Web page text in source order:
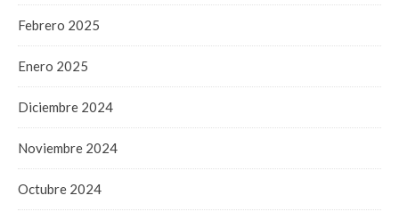
Febrero 2025
Enero 2025
Diciembre 2024
Noviembre 2024
Octubre 2024